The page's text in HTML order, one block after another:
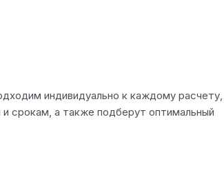
индивидуально к каждому расчету,
срокам, а также подберут оптимальный